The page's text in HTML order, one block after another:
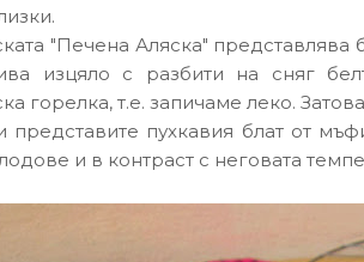
"Печена Аляска" представлява
изцяло с разбити на сняг
горелка, т.е. запичаме леко.
представите пухкавия блат от
и в контраст с неговата